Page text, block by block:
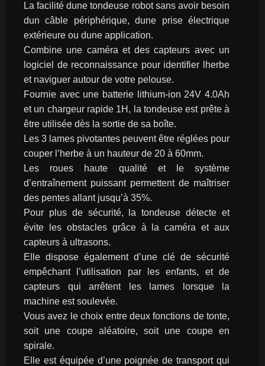
La facilité dune tondeuse robot sans avoir besoin
dun câble périphérique, dune prise électrique
extérieure ou dune application.
Combine une caméra et des capteurs avec un
logiciel de reconnaissance pour identifier lherbe
et naviguer autour de votre pelouse.
Fournie avec une batterie lithium-ion 24V 4.0Ah
et un chargeur rapide 1H, la tondeuse est prête à
être utilisée dès la sortie de sa boîte.
Les 3 lames pivotantes peuvent être réglées pour
couper l’herbe à un hauteur de 20 à 60mm.
Les roues haute qualité et le système
d’entraînement puissant permettent de maîtriser
des pentes allant jusqu’à 35%.
Pour plus de sécurité, la tondeuse détecte et
évite les obstacles grâce à la caméra et aux
capteurs à ultrasons.
Elle dispose également d’une clé de sécurité
empêchant l’utilisation par les enfants, et de
capteurs qui arrêtent les lames lorsque la
machine est soulevée.
Vous avez le choix entre deux fonctions de tonte,
soit une coupe aléatoire, soit une coupe en
spirale.
Elle est équipée d’une poignée de transport qui